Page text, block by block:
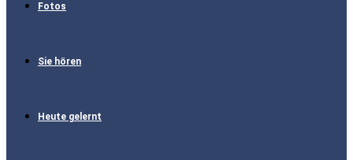
Fotos
Sie hören
Heute gelernt